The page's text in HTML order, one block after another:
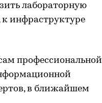
лабораторную
к инфраструктуре
профессиональной
в ближайшем